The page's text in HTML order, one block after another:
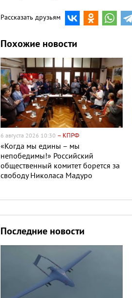
Рассказать друзьям
Похожие новости
6 августа 2026 10:30 – КПРФ
«Когда мы едины – мы
непобедимы!» Российский
общественный комитет борется за
свободу Николаса Мадуро
Последние новости